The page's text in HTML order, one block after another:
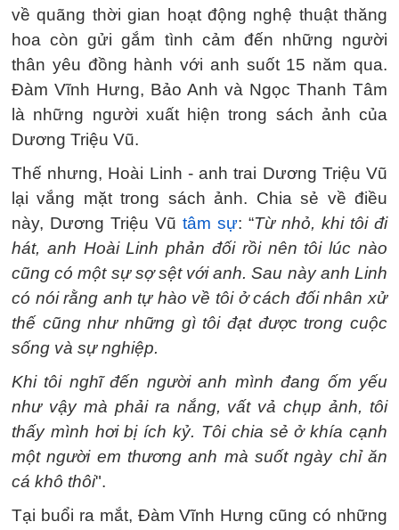
về quãng thời gian hoạt động nghệ thuật thăng
hoa còn gửi gắm tình cảm đến những người
thân yêu đồng hành với anh suốt 15 năm qua.
Đàm Vĩnh Hưng, Bảo Anh và Ngọc Thanh Tâm
là những người xuất hiện trong sách ảnh của
Dương Triệu Vũ.
Thế nhưng, Hoài Linh - anh trai Dương Triệu Vũ
lại vắng mặt trong sách ảnh. Chia sẻ về điều
này, Dương Triệu Vũ tâm sự: “Từ nhỏ, khi tôi đi
hát, anh Hoài Linh phản đối rồi nên tôi lúc nào
cũng có một sự sợ sệt với anh. Sau này anh Linh
có nói rằng anh tự hào về tôi ở cách đối nhân xử
thế cũng như những gì tôi đạt được trong cuộc
sống và sự nghiệp.
Khi tôi nghĩ đến người anh mình đang ốm yếu
như vậy mà phải ra nắng, vất vả chụp ảnh, tôi
thấy mình hơi bị ích kỷ. Tôi chia sẻ ở khía cạnh
một người em thương anh mà suốt ngày chỉ ăn
cá khô thôi".
Tại buổi ra mắt, Đàm Vĩnh Hưng cũng có những